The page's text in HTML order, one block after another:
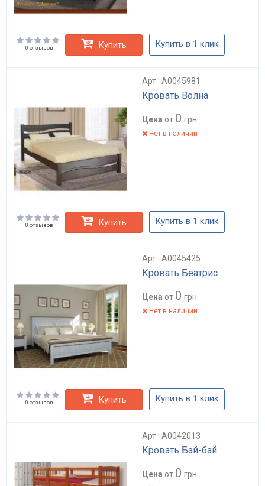
0 отзывов Купить Купить в 1 клик
Арт.: А0045981
Кровать Волна
Цена от 0 грн.
Нет в наличии
0 отзывов Купить Купить в 1 клик
Арт.: А0045425
Кровать Беатрис
Цена от 0 грн.
Нет в наличии
0 отзывов Купить Купить в 1 клик
Арт.: А0042013
Кровать Бай-бай
Цена от 0 грн.